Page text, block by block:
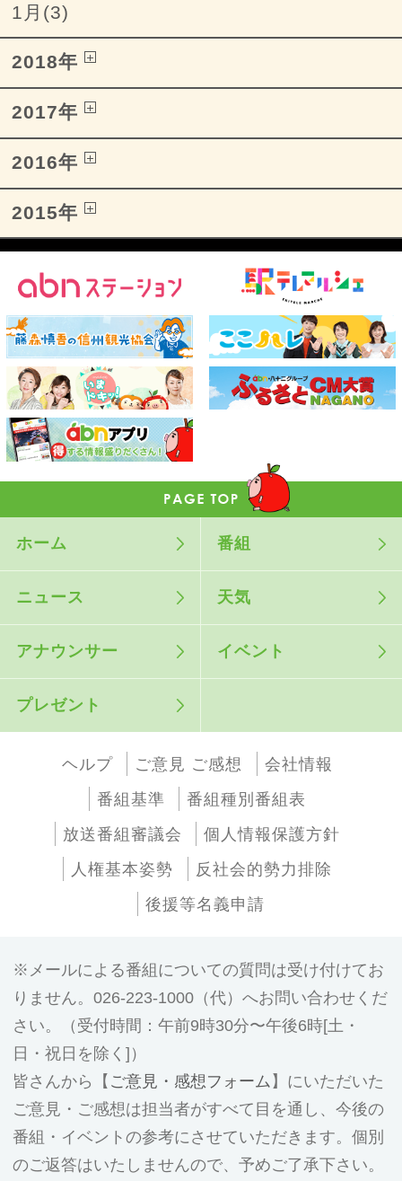
1月(3)
2018年
2017年
2016年
2015年
ホーム 番組
ニュース 天気
アナウンサー イベント
プレゼント
ヘルプ ご意見 ご感想
会社情報
番組基準
番組種別番組表
放送番組審議会
個人情報保護方針
人権基本姿勢
反社会的勢力排除
後援等名義申請
メールによる番組についての質問は受け付けてお
りません。026-223-1000（代）へお問い合わせくだ
さい。（受付時間：午前9時30分〜午後6時[土・
日・祝日を除く]）
皆さんから【 ご意見・感想フォーム 】にいただいた
ご意見・ご感想は担当者がすべて目を通し、今後の
番組・イベントの参考にさせていただきます。個別
のご返答はいたしませんので、予めご了承下さい。